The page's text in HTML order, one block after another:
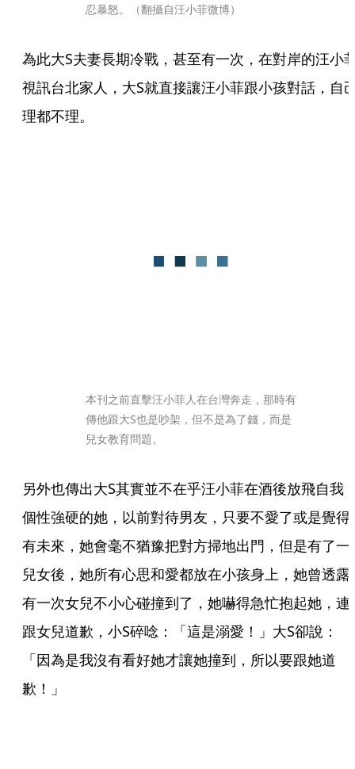
忍暴怒。（翻攝自汪小菲微博）
為此大S夫妻長期冷戰，甚至有一次，在對岸的汪小
視訊台北家人，大S就直接讓汪小菲跟小孩對話，自
理都不理。
本刊之前直擊汪小菲人在台灣奔走，那時有
傳他跟大S也是吵架，但不是為了錢，而是
兒女教育問題。
另外也傳出大S其實並不在乎汪小菲在酒後放飛自我
個性強硬的她，以前對待男友，只要不愛了或是覺得
有未來，她會毫不猶豫把對方掃地出門，但是有了一
兒女後，她所有心思和愛都放在小孩身上，她曾透露
有一次女兒不小心碰撞到了，她嚇得急忙抱起她，連
跟女兒道歉，小S碎唸：「這是溺愛！」大S卻說：
「因為是我沒有看好她才讓她撞到，所以要跟她道
歉！」